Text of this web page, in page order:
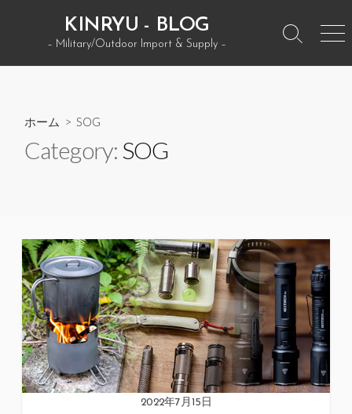
ン
KINRYU - BLOG
– Military/Outdoor Import & Supply –
検
メ
ホーム > SOG
Category:SOG
2022年7月15日